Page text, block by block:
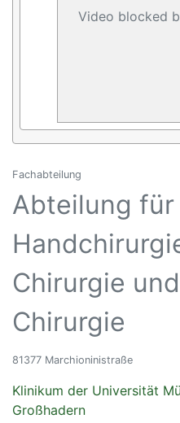
Video blocked
Fachabteilung
Abteilung für
Chirurgie
Chirurgie
81377 Marchioninistraße
Klinikum der Universität
Großhadern